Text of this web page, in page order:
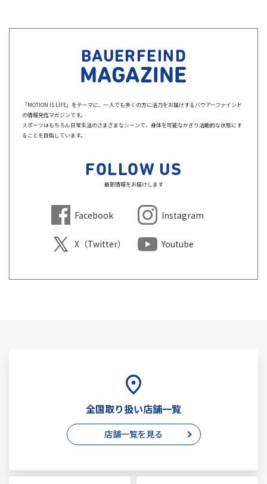
BAUERFEIND
MAGAZINE
「MOTION IS LIFE」をテーマに、一人でも多くの方に活力をお届けするバウアーファインド
の情報発信マガジンです。
スポーツはもちろん日常生活のさまざまなシーンで、身体を可能なかぎり活動的な状態にす
ることを目指しています。
FOLLOW US
最新情報をお届けします
Facebook Instagram
X（Twitter） Youtube
全国取り扱い店舗一覧
店舗一覧を見る